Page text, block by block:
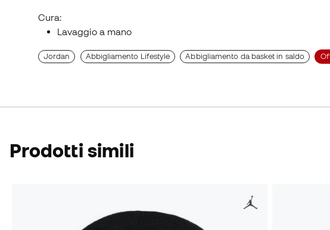
Cura:
Lavaggio a mano
Jordan Abbigliamento Lifestyle Abbigliamento da basket in saldo
Prodotti simili